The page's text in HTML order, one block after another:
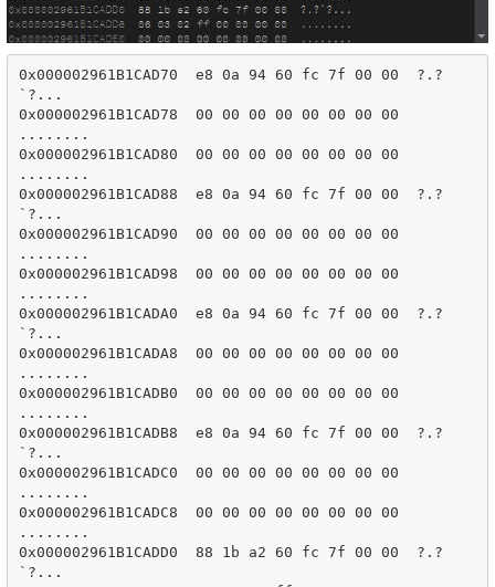
0x000002961B1CAD70  e8 0a 94 60 fc 7f 00 00  ?.?
`?...
0x000002961B1CAD78  00 00 00 00 00 00 00 00
........
0x000002961B1CAD80  00 00 00 00 00 00 00 00
........
0x000002961B1CAD88  e8 0a 94 60 fc 7f 00 00  ?.?
`?...
0x000002961B1CAD90  00 00 00 00 00 00 00 00
........
0x000002961B1CAD98  00 00 00 00 00 00 00 00
........
0x000002961B1CADA0  e8 0a 94 60 fc 7f 00 00  ?.?
`?...
0x000002961B1CADA8  00 00 00 00 00 00 00 00
........
0x000002961B1CADB0  00 00 00 00 00 00 00 00
........
0x000002961B1CADB8  e8 0a 94 60 fc 7f 00 00  ?.?
`?...
0x000002961B1CADC0  00 00 00 00 00 00 00 00
........
0x000002961B1CADC8  00 00 00 00 00 00 00 00
........
0x000002961B1CADD0  88 1b a2 60 fc 7f 00 00  ?.?
`?...